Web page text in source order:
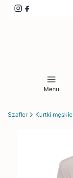
Menu
Szafler Kurtki męskie